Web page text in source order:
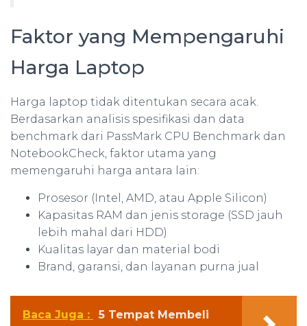
Faktor yang Mempengaruhi
Harga Laptop
Harga laptop tidak ditentukan secara acak.
Berdasarkan analisis spesifikasi dan data
benchmark dari PassMark CPU Benchmark dan
NotebookCheck, faktor utama yang
memengaruhi harga antara lain:
Prosesor (Intel, AMD, atau Apple Silicon)
Kapasitas RAM dan jenis storage (SSD jauh
lebih mahal dari HDD)
Kualitas layar dan material bodi
Brand, garansi, dan layanan purna jual
Baca Juga :
5 Tempat Membeli